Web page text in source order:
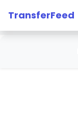
TransferFeed